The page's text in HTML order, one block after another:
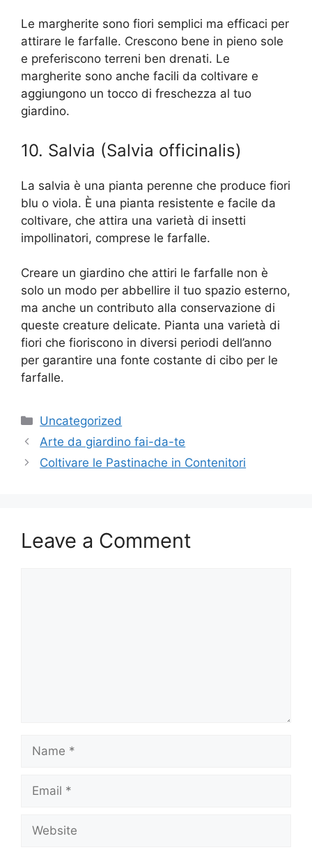
Le margherite sono fiori semplici ma efficaci per
attirare le farfalle. Crescono bene in pieno sole
e preferiscono terreni ben drenati. Le
margherite sono anche facili da coltivare e
aggiungono un tocco di freschezza al tuo
giardino.
10. Salvia (Salvia officinalis)
La salvia è una pianta perenne che produce fiori
blu o viola. È una pianta resistente e facile da
coltivare, che attira una varietà di insetti
impollinatori, comprese le farfalle.
Creare un giardino che attiri le farfalle non è
solo un modo per abbellire il tuo spazio esterno,
ma anche un contributo alla conservazione di
queste creature delicate. Pianta una varietà di
fiori che fioriscono in diversi periodi dell’anno
per garantire una fonte costante di cibo per le
farfalle.
Categories
Uncategorized
Arte da giardino fai-da-te
Coltivare le Pastinache in Contenitori
Leave a Comment
Name
Email
Website